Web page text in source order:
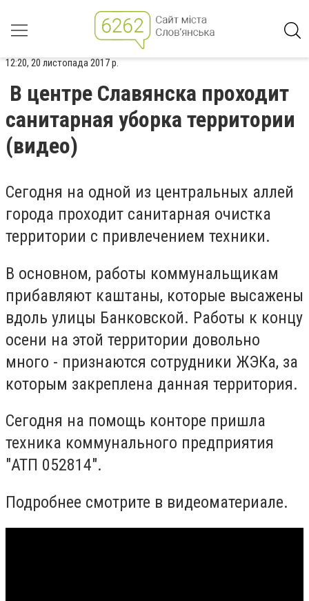
12:20, 20 листопада 2017 р.
В центре Славянска проходит
санитарная уборка территории
(видео)
Сегодня на одной из центральных аллей
города проходит санитарная очистка
территории с привлечением техники.
В основном, работы коммунальщикам
прибавляют каштаны, которые высажены
вдоль улицы Банковской. Работы к концу
осени на этой территории довольно
много - признаются сотрудники ЖЭКа, за
которым закреплена данная территория.
Сегодня на помощь конторе пришла
техника коммунального предприятия
"АТП 052814".
Подробнее смотрите в видеоматериале.